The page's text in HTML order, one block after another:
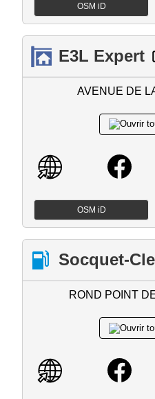
OSM iD
E3L Expert
AVENUE DE
OSM iD
Socquet-
ROND POINT